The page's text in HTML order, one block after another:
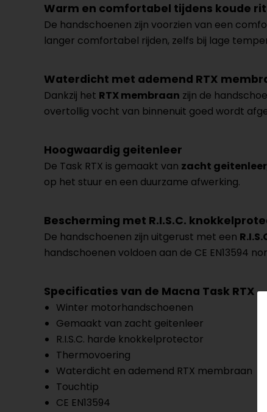
Warm en comfortabel tijdens koude
De handschoenen zijn voorzien van een
langer comfortabel rijden, zelfs bij lage
Waterdicht met ademend RTX
Dankzij het RTX membraan zijn de
overtollig vocht van binnenuit goed wordt
Hoogwaardig geitenleer
De Task RTX is gemaakt van zacht geitenleer
op het stuur en een duurzame afwerking.
Bescherming met R.I.S.C.
De handschoenen zijn uitgerust met een
handschoenen voldoen aan de CE EN13594
Specificaties van de Macna Task RTX
Winter motorhandschoenen
Gemaakt van zacht geitenleer
R.I.S.C. harde knokkelprotector
Thermovoering
Waterdicht en ademend RTX membraan
Touchtip
CE EN13594